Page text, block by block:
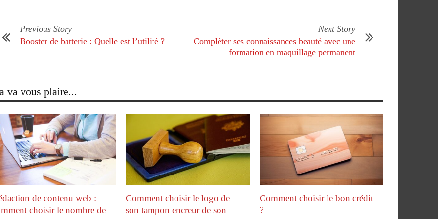
Previous Story
Booster de batterie : Quelle est l’utilité ?
Next Story
Compléter ses connaissances beauté avec une
formation en maquillage permanent
va vous plaire...
de contenu web :
choisir le nombre de
Comment choisir le logo de
son tampon encreur de son
Comment choisir le bon crédit
?